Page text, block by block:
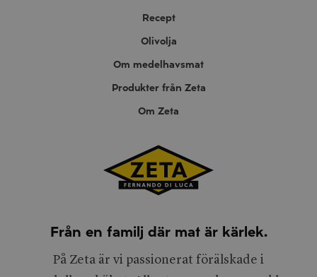
Recept
Olivolja
Om medelhavsmat
Produkter från Zeta
Om Zeta
Från en familj där mat är kärlek.
På Zeta är vi passionerat förälskade i